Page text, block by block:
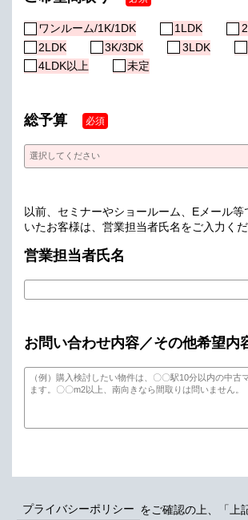
ワンルーム/1K/1DK 1LDK
2LDK
3K/3DK 3LDK
4LDK以上
未定
総予算 必須
以前、セミナーやショールーム、Eメール
いたお客様は、営業担当者氏名をご入力くだ
営業担当者氏名
お問い合わせ内容／その他希望内
プライバシーポリシー をご確認の上、「上